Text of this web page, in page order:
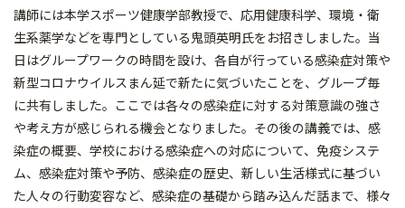
講師には本学スポーツ健康学部教授で、応用健康科学、環境・衛
生系薬学などを専門としている鬼頭英明氏をお招きしました。当
日はグループワークの時間を設け、各自が行っている感染症対策や
新型コロナウイルスまん延で新たに気づいたことを、グループ毎
に共有しました。ここでは各々の感染症に対する対策意識の強さ
や考え方が感じられる機会となりました。その後の講義では、感
染症の概要、学校における感染症への対応について、免疫システ
ム、感染症対策や予防、感染症の歴史、新しい生活様式に基づい
た人々の行動変容など、感染症の基礎から踏み込んだ話まで、様々